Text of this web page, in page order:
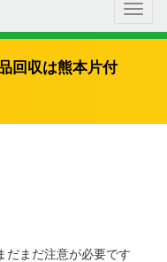
回収は熊本片付
だまだ注意が必要です